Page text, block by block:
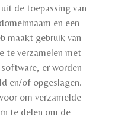
de toepassing van
en een
maakt gebruik van
te verzamelen met
er worden
en/of opgeslagen.
om verzamelde
te delen om de